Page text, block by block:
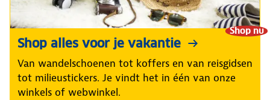
Shop nu
Shop alles voor je vakantie
Van wandelschoenen tot koffers en van reisgidsen
tot milieustickers. Je vindt het in één van onze
winkels of webwinkel.